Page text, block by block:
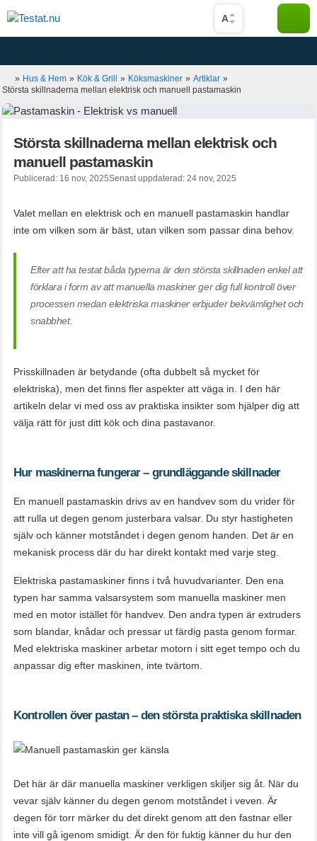
till
innehåll
A
» Hus & Hem » Kök & Grill » Köksmaskiner » Artiklar »
Största skillnaderna mellan elektrisk och manuell pastamaskin
Största skillnaderna mellan elektrisk och
manuell pastamaskin
Publicerad: 16 nov, 2025Senast uppdaterad: 24 nov, 2025
Valet mellan en elektrisk och en manuell pastamaskin handlar
inte om vilken som är bäst, utan vilken som passar dina behov.
Efter att ha testat båda typerna är den största skillnaden enkel att
förklara i form av att manuella maskiner ger dig full kontroll över
processen medan elektriska maskiner erbjuder bekvämlighet och
snabbhet.
Prisskillnaden är betydande (ofta dubbelt så mycket för
elektriska), men det finns fler aspekter att väga in. I den här
artikeln delar vi med oss av praktiska insikter som hjälper dig att
välja rätt för just ditt kök och dina pastavanor.
Hur maskinerna fungerar – grundläggande skillnader
En manuell pastamaskin drivs av en handvev som du vrider för
att rulla ut degen genom justerbara valsar. Du styr hastigheten
själv och känner motståndet i degen genom handen. Det är en
mekanisk process där du har direkt kontakt med varje steg.
Elektriska pastamaskiner finns i två huvudvarianter. Den ena
typen har samma valsarsystem som manuella maskiner men
med en motor istället för handvev. Den andra typen är extruders
som blandar, knådar och pressar ut färdig pasta genom formar.
Med elektriska maskiner arbetar motorn i sitt eget tempo och du
anpassar dig efter maskinen, inte tvärtom.
Kontrollen över pastan – den största praktiska skillnaden
Det här är där manuella maskiner verkligen skiljer sig åt. När du
vevar själv känner du degen genom motståndet i veven. Är
degen för torr märker du det direkt genom att den fastnar eller
inte vill gå igenom smidigt. Är den för fuktig känner du hur den